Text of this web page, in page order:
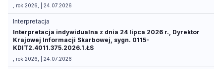
, rok 2026, | 24.07.2026
Interpretacja
Interpretacja indywidualna z dnia 24 lipca 2026 r., Dyrektor
Krajowej Informacji Skarbowej, sygn. 0115-
KDIT2.4011.375.2026.1.ŁS
, rok 2026, | 24.07.2026